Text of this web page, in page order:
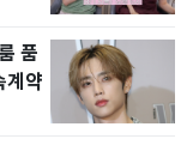
품
계약